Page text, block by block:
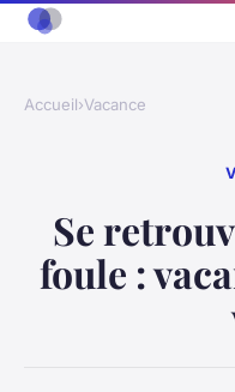
Accueil›Vacance
Se
foule :